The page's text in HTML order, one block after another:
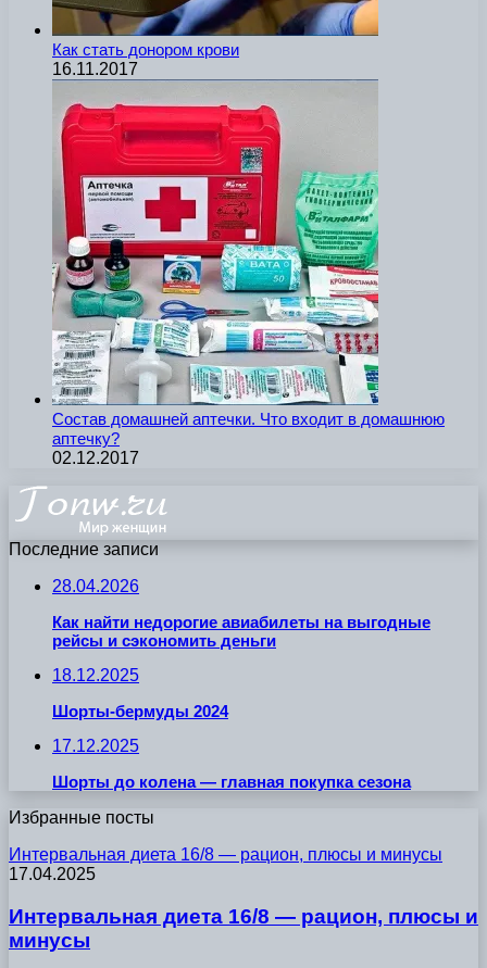
Как стать донором крови
16.11.2017
Состав домашней аптечки. Что входит в домашнюю
аптечку?
02.12.2017
Последние записи
28.04.2026
Как найти недорогие авиабилеты на выгодные
рейсы и сэкономить деньги
18.12.2025
Шорты-бермуды 2024
17.12.2025
Шорты до колена — главная покупка сезона
Избранные посты
Интервальная диета 16/8 — рацион, плюсы и минусы
17.04.2025
Интервальная диета 16/8 — рацион, плюсы и
минусы